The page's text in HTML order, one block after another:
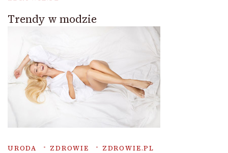
Trendy w modzie
URODA ZDROWIE ZDROWIE.PL